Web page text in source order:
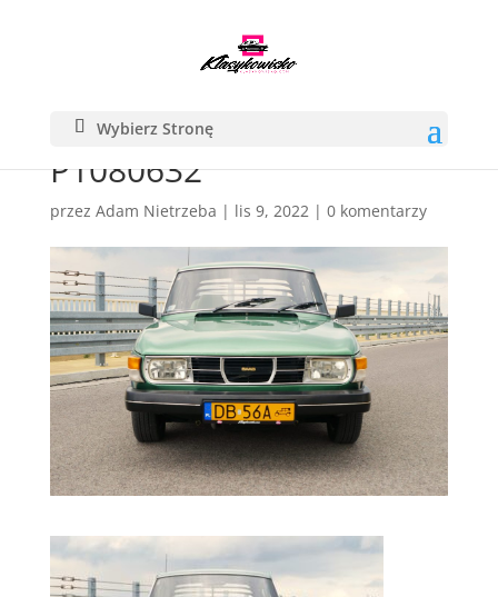
Wybierz Stronę
P1080632
przez Adam Nietrzeba | lis 9, 2022| 0 komentarzy